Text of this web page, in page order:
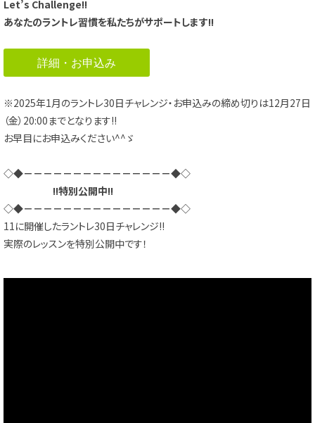
Let’s Challenge!!
あなたのラントレ習慣を私たちがサポートします!!
詳細・お申込み
※2025年1月のラントレ30日チャレンジ・お申込みの締め切りは12月27日
（金）20:00までとなります!!
お早目にお申込みください^^ゞ
◇◆－－－－－－－－－－－－－－－◆◇
!!特別公開中!!
◇◆－－－－－－－－－－－－－－－◆◇
11に開催したラントレ30日チャレンジ!!
実際のレッスンを特別公開中です！